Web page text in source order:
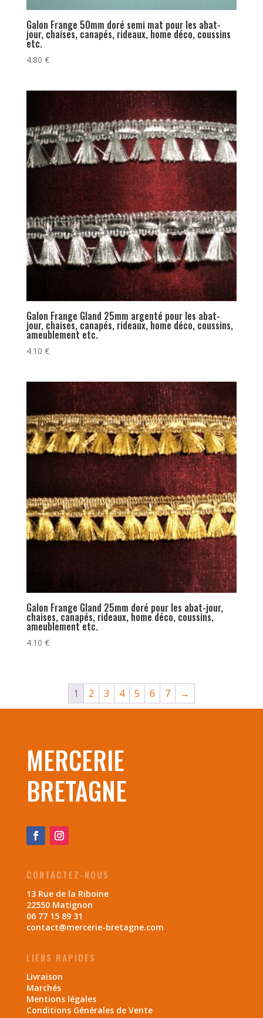
Galon Frange 50mm doré semi mat pour les abat-
jour, chaises, canapés, rideaux, home déco, coussins
etc.
4.80 €
Galon Frange Gland 25mm argenté pour les abat-
jour, chaises, canapés, rideaux, home déco, coussins,
ameublement etc.
4.10 €
Galon Frange Gland 25mm doré pour les abat-jour,
chaises, canapés, rideaux, home déco, coussins,
ameublement etc.
4.10 €
1 2 3 4 5 6 7 →
MERCERIE
BRETAGNE
CONTACTEZ-NOUS
13 Rue de la Riboine
22550 Matignon
06 77 15 89 31
contact@mercerie-bretagne.com
LIENS RAPIDES
Livraison
Marchés
Mentions légales
Conditions Générales de Vente